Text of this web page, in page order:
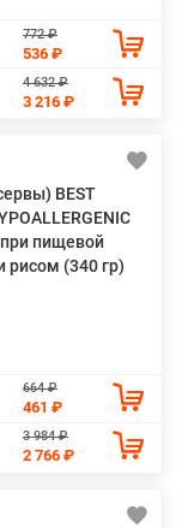
772 ₽
536 ₽
4 632 ₽
3 216 ₽
BEST
пищевой
рисом (340 гр)
664 ₽
461 ₽
3 984 ₽
2 766 ₽